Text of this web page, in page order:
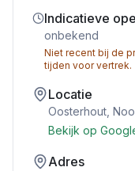
Indicatieve
onbekend
Niet recent bij de
tijden voor vertrek.
Locatie
Oosterhout
Bekijk op
Adres